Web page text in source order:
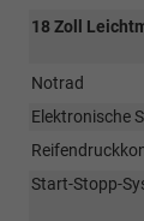
18 Zoll
Notrad
Elektronische
Start-Stopp-